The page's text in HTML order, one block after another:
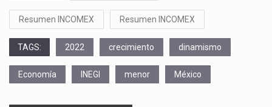
Resumen INCOMEX Resumen INCOMEX
TAGS: 2022 crecimiento dinamismo
Economía INEGI menor México